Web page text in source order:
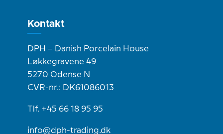
Kontakt
DPH – Danish Porcelain House
Løkkegravene 49
5270 Odense N
CVR-nr.: DK61086013
Tlf. +45 66 18 95 95
info@dph-trading.dk